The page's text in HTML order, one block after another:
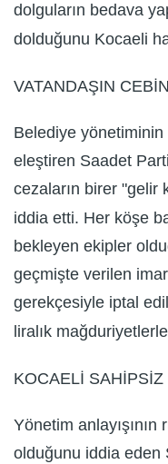
dolguların bedava
dolduğunu Kocaeli
VATANDAŞIN
Belediye
eleştiren Saadet
cezaların birer "gelir
iddia etti. Her köşe
bekleyen ekipler
geçmişte verilen
gerekçesiyle iptal
liralık
KOCAELİ SAHİPSİZ
Yönetim
olduğunu iddia eden